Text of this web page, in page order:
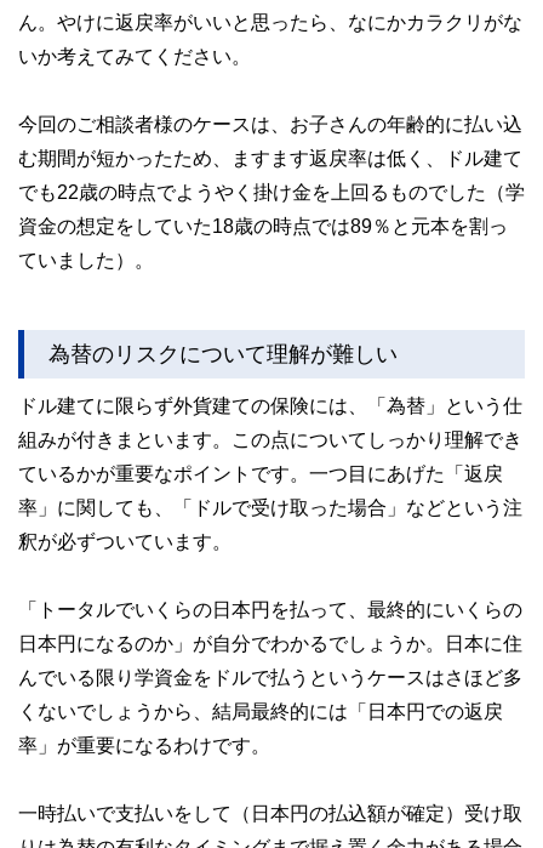
ん。やけに返戻率がいいと思ったら、なにかカラクリがな
いか考えてみてください。
今回のご相談者様のケースは、お子さんの年齢的に払い込
む期間が短かったため、ますます返戻率は低く、ドル建て
でも22歳の時点でようやく掛け金を上回るものでした（学
資金の想定をしていた18歳の時点では89％と元本を割っ
ていました）。
為替のリスクについて理解が難しい
ドル建てに限らず外貨建ての保険には、「為替」という仕
組みが付きまといます。この点についてしっかり理解でき
ているかが重要なポイントです。一つ目にあげた「返戻
率」に関しても、「ドルで受け取った場合」などという注
釈が必ずついています。
「トータルでいくらの日本円を払って、最終的にいくらの
日本円になるのか」が自分でわかるでしょうか。日本に住
んでいる限り学資金をドルで払うというケースはさほど多
くないでしょうから、結局最終的には「日本円での返戻
率」が重要になるわけです。
一時払いで支払いをして（日本円の払込額が確定）受け取